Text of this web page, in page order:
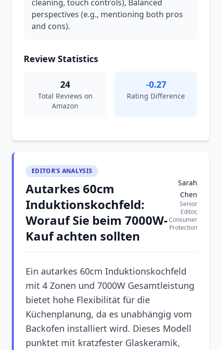
cleaning, touch controls), Balanced
perspectives (e.g., mentioning both pros
and cons).
Review Statistics
24
Total Reviews on
Amazon
-0.27
Rating Difference
EDITOR'S ANALYSIS
Autarkes 60cm
Induktionskochfeld:
Worauf Sie beim 7000W-
Kauf achten sollten
Sarah
Chen
Senior
Editor,
Consumer
Protection
Ein autarkes 60cm Induktionskochfeld
mit 4 Zonen und 7000W Gesamtleistung
bietet hohe Flexibilität für die
Küchenplanung, da es unabhängig vom
Backofen installiert wird. Dieses Modell
punktet mit kratzfester Glaskeramik,